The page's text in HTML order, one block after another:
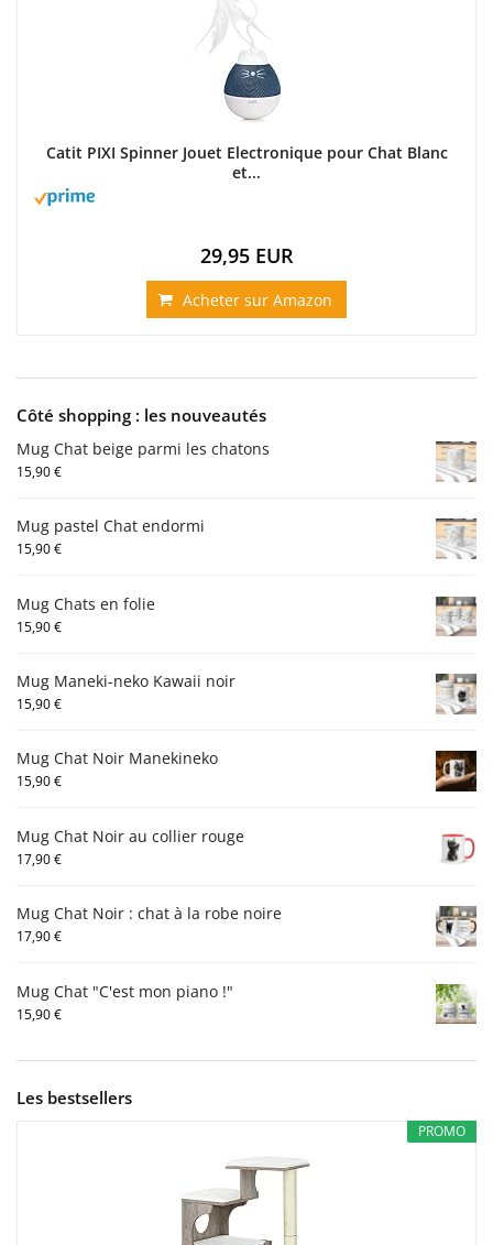
Catit PIXI Spinner Jouet Electronique pour Chat Blanc
et...
29,95 EUR
Acheter sur Amazon
Côté shopping : les nouveautés
Mug Chat beige parmi les chatons
15,90€
Mug pastel Chat endormi
15,90€
Mug Chats en folie
15,90€
Mug Maneki-neko Kawaii noir
15,90€
Mug Chat Noir Manekineko
15,90€
Mug Chat Noir au collier rouge
17,90€
Mug Chat Noir : chat à la robe noire
17,90€
Mug Chat "C'est mon piano !"
15,90€
Les bestsellers
PROMO